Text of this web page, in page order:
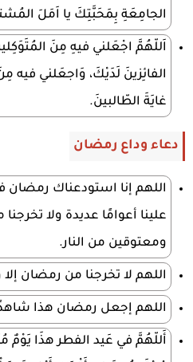
الجامِعَةِ بِمَحَبَّتِكَ يا اَمَلَ
اَللّهُمَّ اجْعَلني فيهِ مِنَ
الفائِزينَ لَدَيْكَ، وَاجعَلني فيه
غايَةَ الطّالبينَ.
دعاء وداع رمضان
اللهم إنا استودعناك رمضان
علينا أعوامًا عديدة ولا
ومعتوقين من النار.
اللهم لا تخرجنا من رمضان
اللهم إجعل رمضان هذا شاهدًا
أَللّهُمَّ في عَيد الفطر هذَا يَوْمٌ